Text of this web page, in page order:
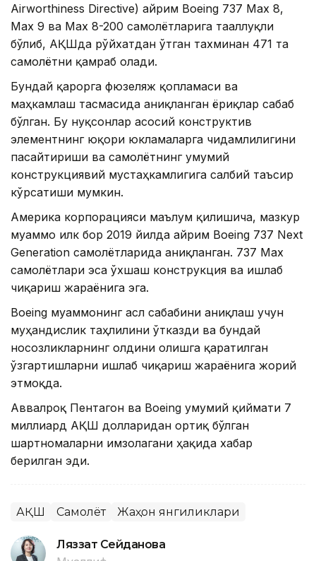
Airworthiness Directive) айрим Boeing 737 Max 8,
Max 9 ва Max 8-200 самолётларига тааллуқли
бўлиб, АҚШда рўйхатдан ўтган тахминан 471 та
самолётни қамраб олади.
Бундай қарорга фюзеляж қопламаси ва
маҳкамлаш тасмасида аниқланган ёриқлар сабаб
бўлган. Бу нуқсонлар асосий конструктив
элементнинг юқори юкламаларга чидамлилигини
пасайтириши ва самолётнинг умумий
конструкциявий мустаҳкамлигига салбий таъсир
кўрсатиши мумкин.
Америка корпорацияси маълум қилишича, мазкур
муаммо илк бор 2019 йилда айрим Boeing 737 Next
Generation самолётларида аниқланган. 737 Max
самолётлари эса ўхшаш конструкция ва ишлаб
чиқариш жараёнига эга.
Boeing муаммонинг асл сабабини аниқлаш учун
муҳандислик таҳлилини ўтказди ва бундай
носозликларнинг олдини олишга қаратилган
ўзгартишларни ишлаб чиқариш жараёнига жорий
этмоқда.
Аввалроқ Пентагон ва Boeing умумий қиймати 7
миллиард АҚШ долларидан ортиқ бўлган
шартномаларни имзолагани ҳақида хабар
берилган эди.
АҚШ Самолёт Жаҳон янгиликлари
Ляззат Сейданова